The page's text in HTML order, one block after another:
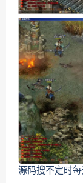
源码搜不定时